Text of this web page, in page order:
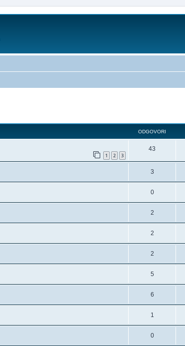
ODGOVORI
1 2 3
43
3
0
2
2
2
5
6
1
0